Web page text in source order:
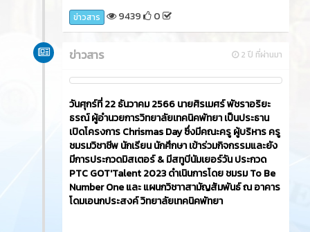
ข่าวสาร 9439 0
2 ปี ที่ผ่านมา
ข่าวสาร
วันศุกร์ที่ 22 ธันวาคม 2566​ นายศิรเมศร์ พัชราอริยะ
ธรณ์ ผู้อำนวยการวิทยาลัยเทคนิคพัทยา เป็นประธาน
เปิดโครงการ Chrismas Day ซึ่งมีคณะครู ผู้บริหาร ครู
ชมรมวิชาชีพ นักเรียน นักศึกษา เข้าร่วมกิจกรรมและยัง
มีการประกวดมิสเตอร์ & มีสทูบีนัมเยอร์วัน ประกวด
PTC GOT'Talent 2023 ดำเนินการโดย ชมรม To Be
Number One และ แผนกวิชาาสามัญสัมพันธ์ ณ อาคาร
โดมเอนกประสงค์ วิทยาลัยเทคนิคพัทยา